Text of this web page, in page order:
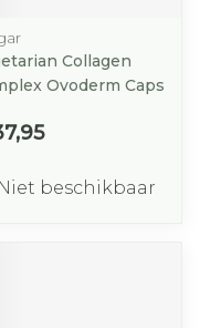
Collagen
Ovoderm Caps
Niet beschikbaar